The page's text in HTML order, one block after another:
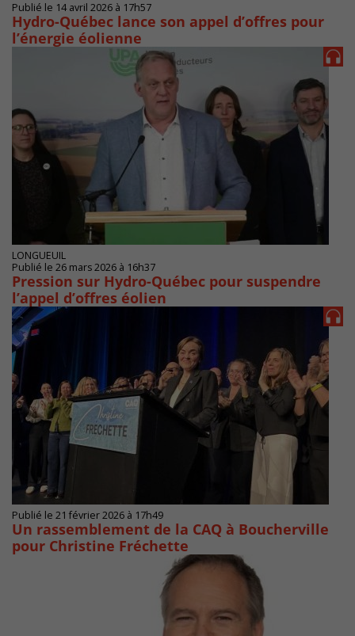
Publié le 14 avril 2026 à 17h57
Hydro-Québec lance son appel d’offres pour
l’énergie éolienne
LONGUEUIL
Publié le 26 mars 2026 à 16h37
Pression sur Hydro-Québec pour suspendre
l’appel d’offres éolien
Publié le 21 février 2026 à 17h49
Un rassemblement de la CAQ à Boucherville
pour Christine Fréchette